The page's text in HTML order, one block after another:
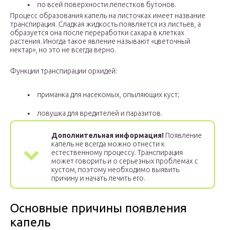
по всей поверхности лепестков бутонов.
Процесс образования капель на листочках имеет название
транспирация. Сладкая жидкость появляется из листьев, а
образуется она после переработки сахара в клетках
растения. Иногда такое явление называют «цветочный
нектар», но это не всегда верно.
Функции транспирации орхидей:
приманка для насекомых, опыляющих куст;
ловушка для вредителей и паразитов.
Дополнительная информация! Появление
капель не всегда можно отнести к
естественному процессу. Транспирация
может говорить и о серьезных проблемах с
кустом, поэтому необходимо выявить
причину и начать лечить его.
Основные причины появления
капель